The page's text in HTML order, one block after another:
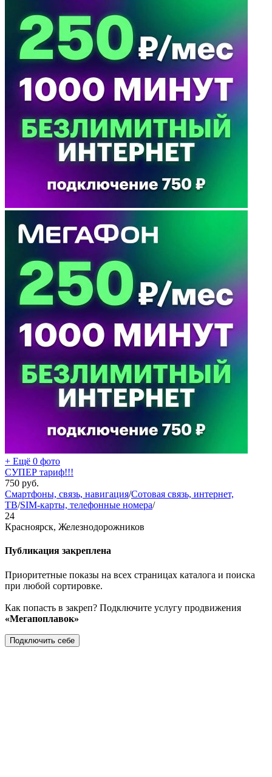
+ Ещё 0 фото
СУПЕР тариф!!!
750 руб.
Смартфоны, связь, навигация/Сотовая связь, интернет,
ТВ/SIM-карты, телефонные номера/
24
Красноярск, Железнодорожников
Публикация закреплена
Приоритетные показы на всех страницах каталога и поиска
при любой сортировке.
Как попасть в закреп? Подключите услугу продвижения
«Мегапоплавок»
Подключить себе